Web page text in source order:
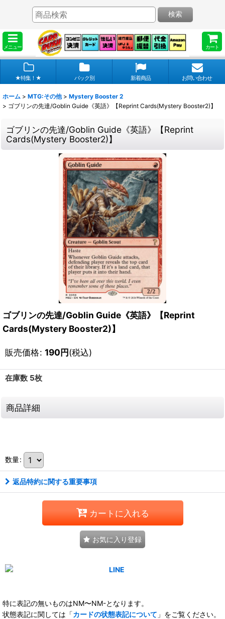
メニュー カート
検索
★特集！★ パック別 新着商品 お問い合わせ
ホーム > MTG:その他 > Mystery Booster 2
> ゴブリンの先達/Goblin Guide《英語》【Reprint Cards(Mystery Booster2)】
ゴブリンの先達/Goblin Guide《英語》【Reprint
Cards(Mystery Booster2)】
ゴブリンの先達/Goblin Guide《英語》【Reprint
Cards(Mystery Booster2)】
販売価格: 190円(税込)
在庫数 5枚
商品詳細
数量:
返品特約に関する重要事項
カートに入れる
お気に入り登録
特に表記の無いものはNM〜NM-となります。
状態表記に関しては「カードの状態表記について 」をご覧ください。